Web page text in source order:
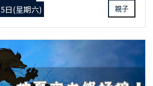
日(星期六) 親子